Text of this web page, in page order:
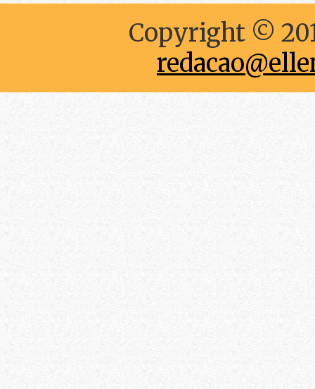
Copyright ©